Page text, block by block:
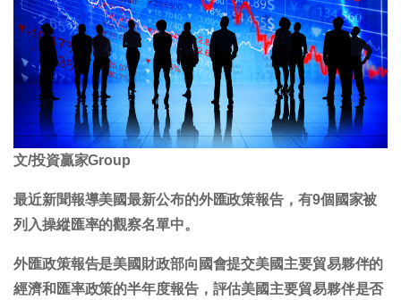
文/投資贏家Group
最近新聞報導美國最新公布的外匯政策報告，有9個國家被
列入操縱匯率的觀察名單中。
外匯政策報告是美國財政部向國會提交美國主要貿易夥伴的
經濟和匯率政策的半年度報告，評估美國主要貿易夥伴是否